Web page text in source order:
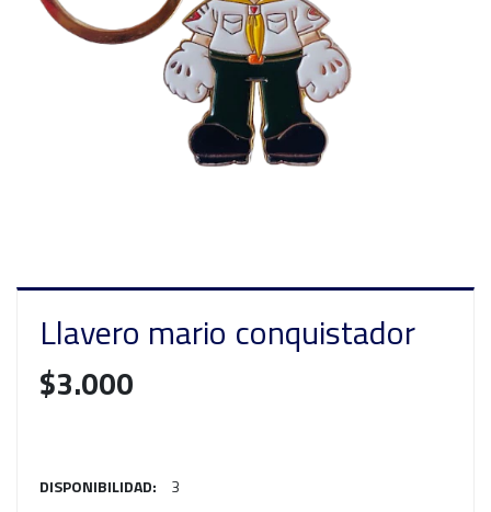
Llavero mario conquistador
$3.000
DISPONIBILIDAD: 3